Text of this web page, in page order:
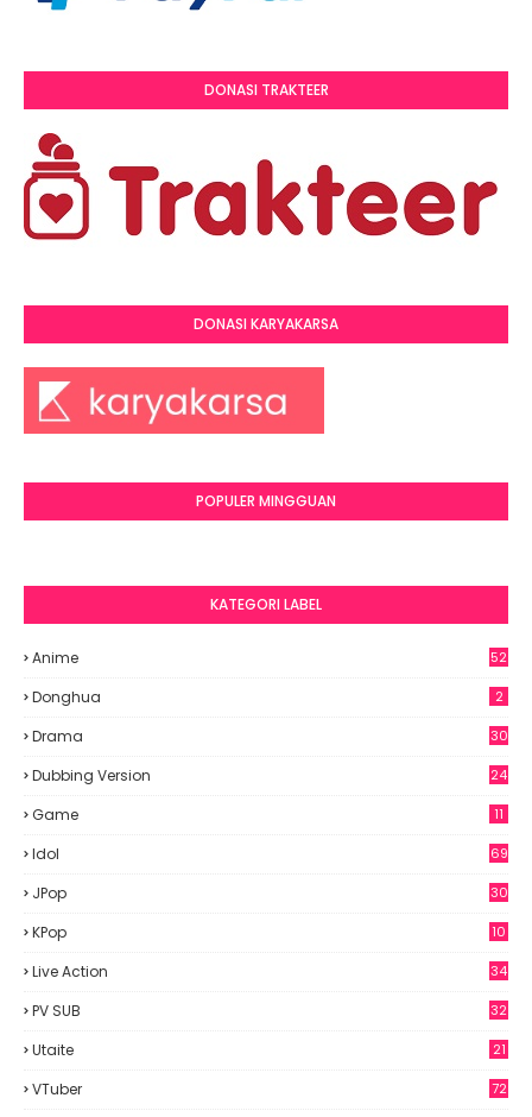
DONASI TRAKTEER
DONASI KARYAKARSA
POPULER MINGGUAN
KATEGORI LABEL
Anime
52
Donghua 2
Drama 30
Dubbing Version 24
Game 11
Idol
69
JPop
30
KPop
10
Live Action 34
PV SUB 32
Utaite 21
VTuber 72